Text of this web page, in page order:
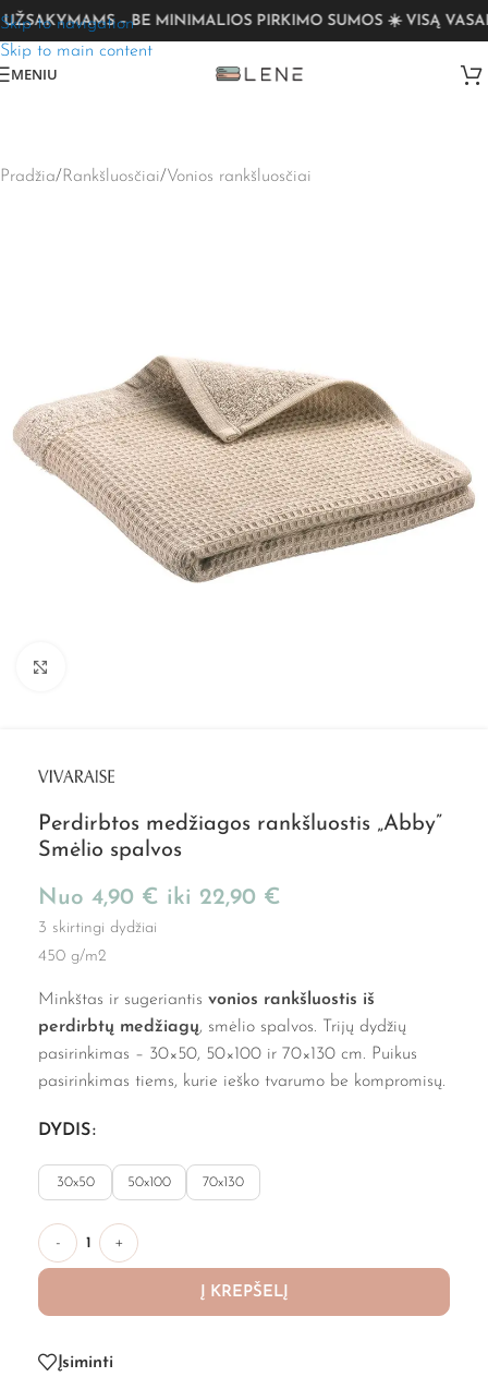
Skip to navigation
Skip to main content
– BE MINIMALIOS PIRKIMO SUMOS ☀️ VISĄ
MENIU
Pradžia/Rankšluosčiai/Vonios rankšluosčiai
Perdirbtos medžiagos rankšluostis „Abby”
Smėlio spalvos
Nuo 4,90 € iki 22,90 €
3 skirtingi dydžiai
450 g/m2
Minkštas ir sugeriantis vonios rankšluostis iš
perdirbtų medžiagų, smėlio spalvos. Trijų dydžių
pasirinkimas – 30×50, 50×100 ir 70×130 cm. Puikus
pasirinkimas tiems, kurie ieško tvarumo be kompromisų.
DYDIS
30x50 50x100 70x130
- +
Į KREPŠELĮ
Įsiminti